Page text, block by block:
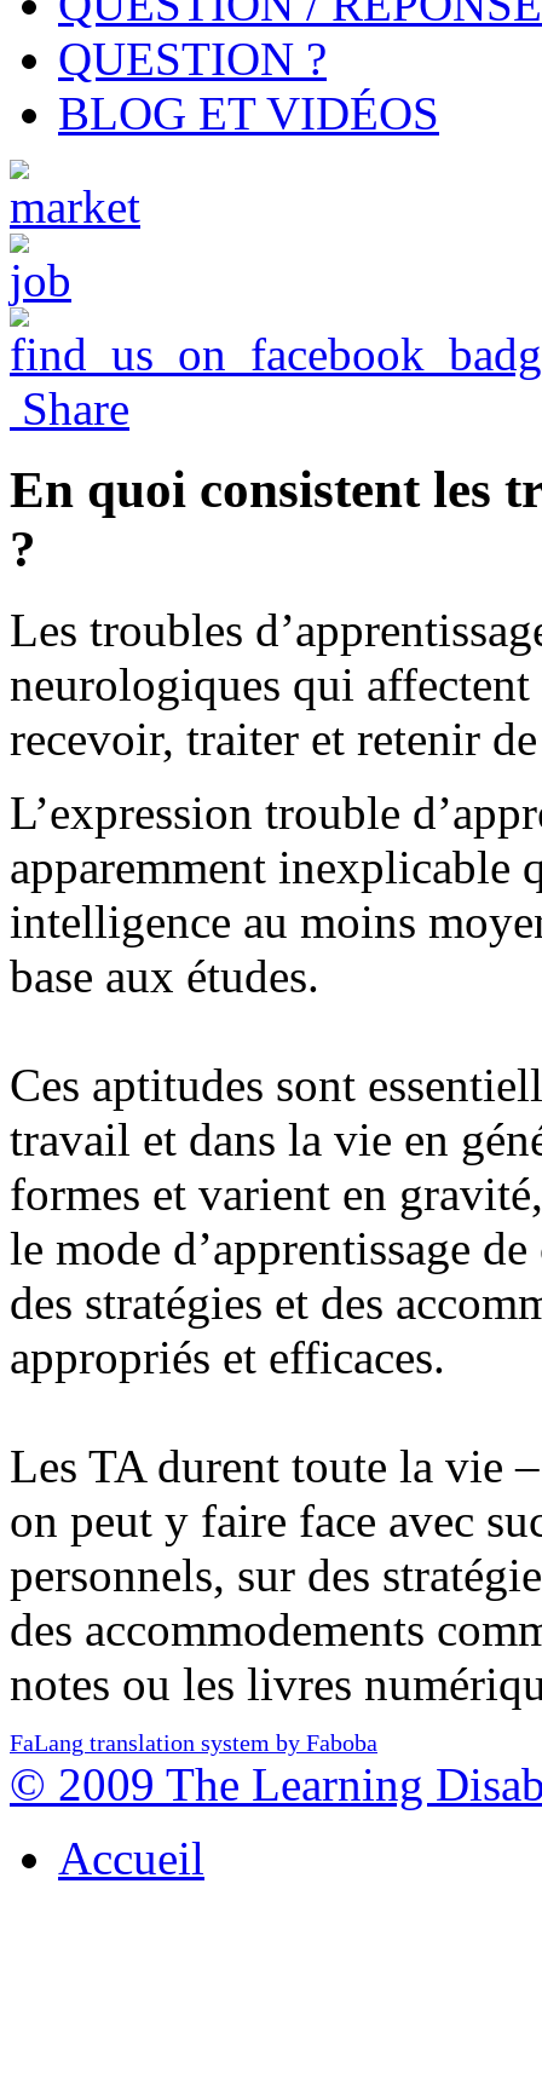
QUESTION ?
BLOG ET VIDÉOS
Share
En quoi consistent les
?
Les troubles
neurologiques qui
recevoir, traiter et retenir
L’expression trouble
apparemment inexplicable
intelligence au moins
base aux études.
Ces aptitudes sont
travail et dans la vie en
formes et varient en
le mode d’apprentissage
des stratégies et des
appropriés et efficaces.
Les TA durent toute la vie
on peut y faire face avec
personnels, sur des
des accommodements
notes ou les livres
FaLang translation system by Faboba
© 2009 The Learning
Accueil